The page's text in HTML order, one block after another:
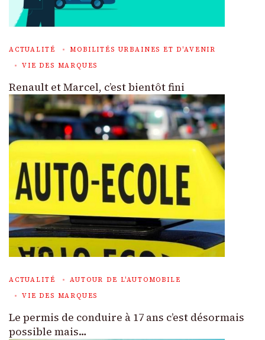
ACTUALITÉ
MOBILITÉS URBAINES ET D'AVENIR
VIE DES MARQUES
Renault et Marcel, c’est bientôt fini
ACTUALITÉ
AUTOUR DE L'AUTOMOBILE
VIE DES MARQUES
Le permis de conduire à 17 ans c’est désormais
possible mais…